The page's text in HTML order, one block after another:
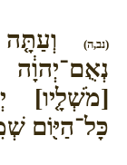
(נב,ה)
וְעַתָּ֤ה
[מֹשְׁלָ֤יו]
כָּל־הַיּ֖וֹם